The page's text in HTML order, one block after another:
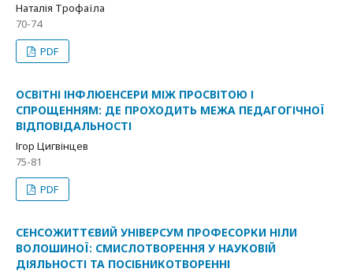
Наталія Трофаїла
70-74
PDF
ОСВІТНІ ІНФЛЮЕНСЕРИ МІЖ ПРОСВІТОЮ І
СПРОЩЕННЯМ: ДЕ ПРОХОДИТЬ МЕЖА ПЕДАГОГІЧНОЇ
ВІДПОВІДАЛЬНОСТІ
Ігор Цигвінцев
75-81
PDF
СЕНСОЖИТТЄВИЙ УНІВЕРСУМ ПРОФЕСОРКИ НІЛИ
ВОЛОШИНОЇ: СМИСЛОТВОРЕННЯ У НАУКОВІЙ
ДІЯЛЬНОСТІ ТА ПОСІБНИКОТВОРЕННІ